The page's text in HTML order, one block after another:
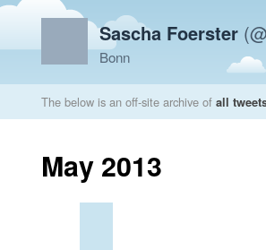
Sascha Foerster
Bonn
The below is an off-site archive of all
May 2013